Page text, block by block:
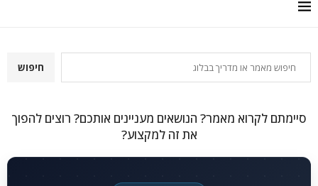
חיפוש
סיימתם לקרוא מאמר? הנושאים מעניינים אותכם? רוצים להפוך
את זה למקצוע?